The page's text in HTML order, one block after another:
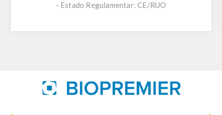
- Estado Regulamentar: CE/RUO